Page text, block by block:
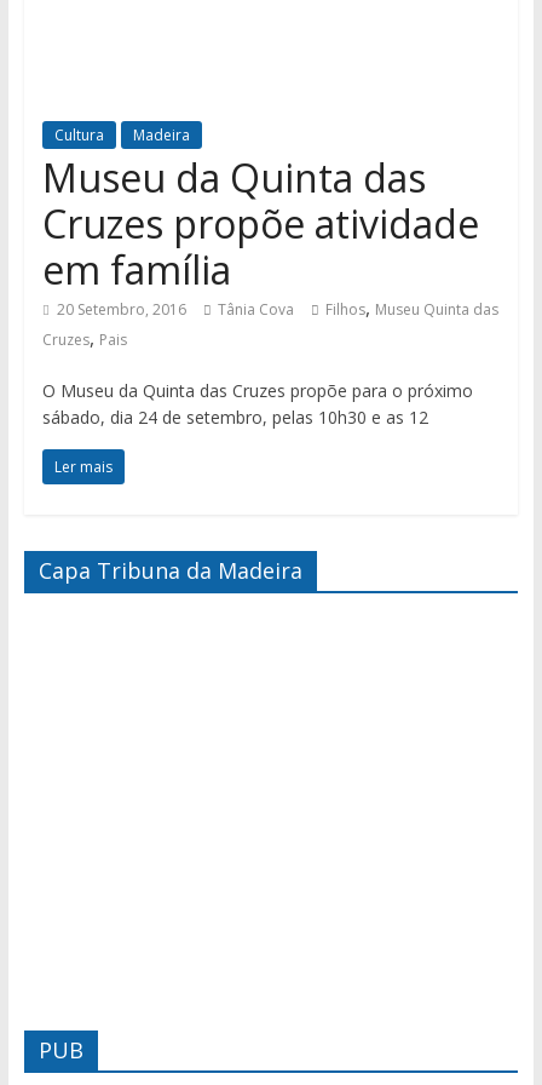
Cultura Madeira
Museu da Quinta das
Cruzes propõe atividade
em família
20 Setembro, 2016 Tânia Cova Filhos, Museu Quinta das
Cruzes, Pais
O Museu da Quinta das Cruzes propõe para o próximo
sábado, dia 24 de setembro, pelas 10h30 e as 12
Ler mais
Capa Tribuna da Madeira
PUB